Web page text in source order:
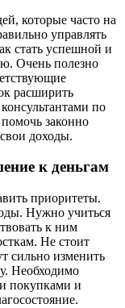
которые часто на
управлять
стать успешной и
Очень полезно
расширить
по
законно
доходы.
к деньгам
приоритеты.
Нужно учиться
к ним
Не стоит
сильно изменить
Необходимо
покупками и